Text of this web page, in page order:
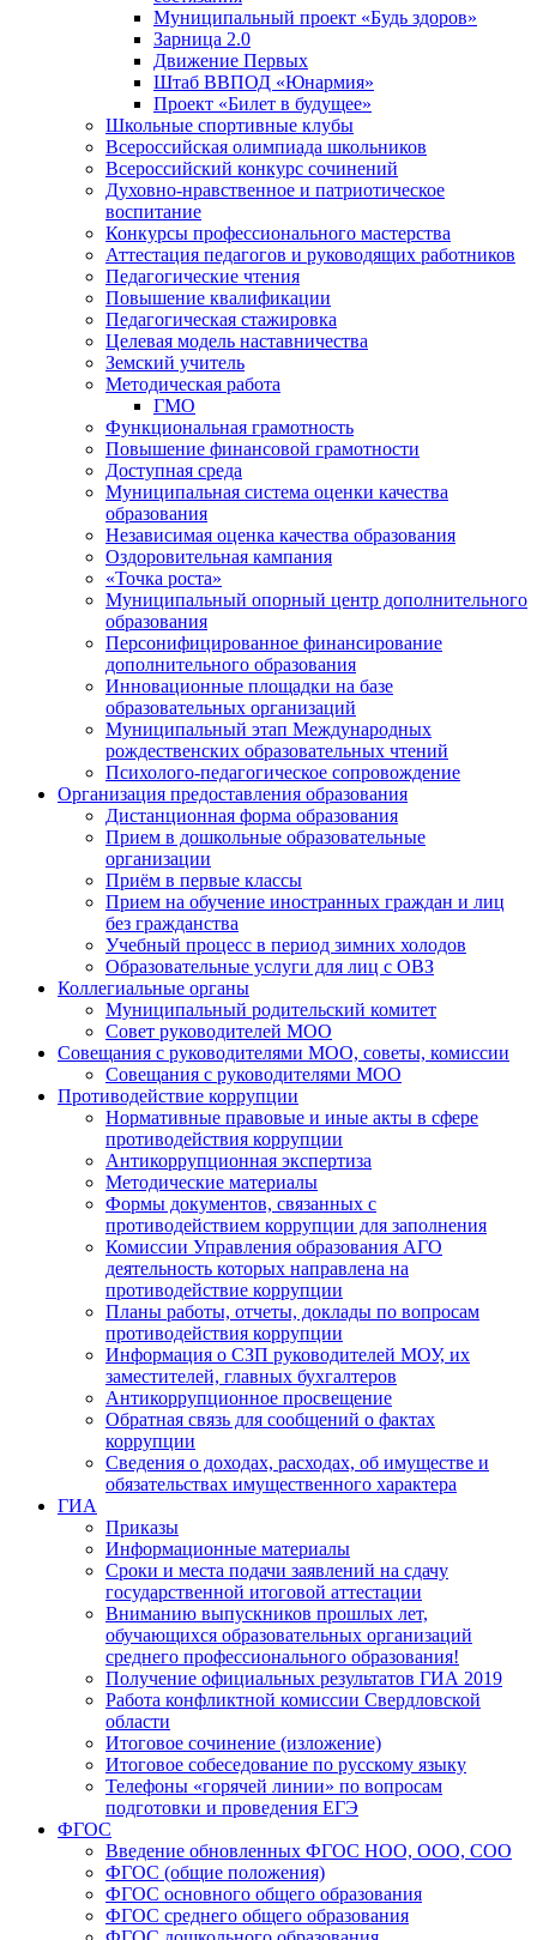
Муниципальный проект «Будь здоров»
Зарница 2.0
Движение Первых
Штаб ВВПОД «Юнармия»
Проект «Билет в будущее»
Школьные спортивные клубы
Всероссийская олимпиада школьников
Всероссийский конкурс сочинений
Духовно-нравственное и патриотическое
воспитание
Конкурсы профессионального мастерства
Аттестация педагогов и руководящих работников
Педагогические чтения
Повышение квалификации
Педагогическая стажировка
Целевая модель наставничества
Земский учитель
Методическая работа
ГМО
Функциональная грамотность
Повышение финансовой грамотности
Доступная среда
Муниципальная система оценки качества
образования
Независимая оценка качества образования
Оздоровительная кампания
«Точка роста»
Муниципальный опорный центр дополнительного
образования
Персонифицированное финансирование
дополнительного образования
Инновационные площадки на базе
образовательных организаций
Муниципальный этап Международных
рождественских образовательных чтений
Психолого-педагогическое сопровождение
Организация предоставления образования
Дистанционная форма образования
Прием в дошкольные образовательные
организации
Приём в первые классы
Прием на обучение иностранных граждан и лиц
без гражданства
Учебный процесс в период зимних холодов
Образовательные услуги для лиц с ОВЗ
Коллегиальные органы
Муниципальный родительский комитет
Совет руководителей МОО
Совещания с руководителями МОО, советы, комиссии
Совещания с руководителями МОО
Противодействие коррупции
Нормативные правовые и иные акты в сфере
противодействия коррупции
Антикоррупционная экспертиза
Методические материалы
Формы документов, связанных с
противодействием коррупции для заполнения
Комиссии Управления образования АГО
деятельность которых направлена на
противодействие коррупции
Планы работы, отчеты, доклады по вопросам
противодействия коррупции
Информация о СЗП руководителей МОУ, их
заместителей, главных бухгалтеров
Антикоррупционное просвещение
Обратная связь для сообщений о фактах
коррупции
Сведения о доходах, расходах, об имуществе и
обязательствах имущественного характера
ГИА
Приказы
Информационные материалы
Сроки и места подачи заявлений на сдачу
государственной итоговой аттестации
Вниманию выпускников прошлых лет,
обучающихся образовательных организаций
среднего профессионального образования!
Получение официальных результатов ГИА 2019
Работа конфликтной комиссии Свердловской
области
Итоговое сочинение (изложение)
Итоговое собеседование по русскому языку
Телефоны «горячей линии» по вопросам
подготовки и проведения ЕГЭ
ФГОС
Введение обновленных ФГОС НОО, ООО, СОО
ФГОС (общие положения)
ФГОС основного общего образования
ФГОС среднего общего образования